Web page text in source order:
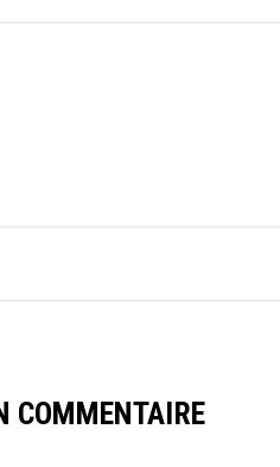
COMMENTAIRE